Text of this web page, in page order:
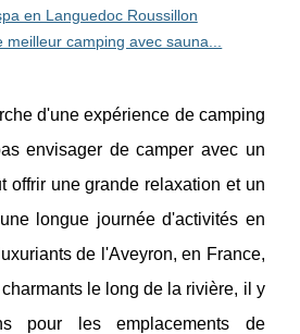
en Languedoc Roussillon
camping avec sauna...
d'une expérience de camping
envisager de camper avec un
offrir une grande relaxation et un
longue journée d'activités en
de l'Aveyron, en France,
le long de la rivière, il y
pour les emplacements de